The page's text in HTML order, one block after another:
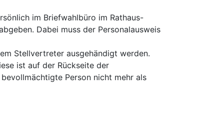
im Briefwahlbüro im Rathaus-
Dabei muss der Personalausweis
Stellvertreter ausgehändigt werden.
ist auf der Rückseite der
Person nicht mehr als